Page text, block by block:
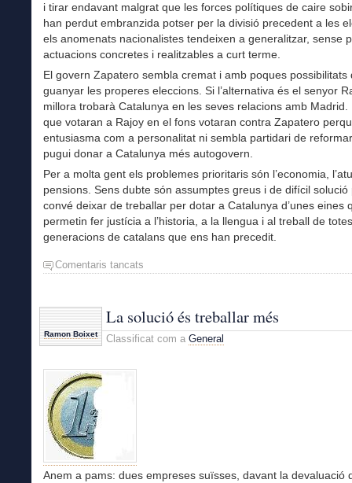
i tirar endavant malgrat que les forces polítiques de caire
han perdut embranzida potser per la divisió precedent a les
els anomenats nacionalistes tendeixen a generalitzar, sense
actuacions concretes i realitzables a curt terme.
El govern Zapatero sembla cremat i amb poques possibilitats
guanyar les properes eleccions. Si l’alternativa és el senyor
millora trobarà Catalunya en les seves relacions amb Madrid.
que votaran a Rajoy en el fons votaran contra Zapatero
entusiasma com a personalitat ni sembla partidari de
pugui donar a Catalunya més autogovern.
Per a molta gent els problemes prioritaris són l’economia,
pensions. Sens dubte són assumptes greus i de difícil solució
convé deixar de treballar per dotar a Catalunya d’unes eines
permetin fer justícia a l’historia, a la llengua i al treball de
generacions de catalans que ens han precedit.
Comentaris tancats
de
Catalunya
Ramon Boixet
La solució és treballar més
Classificat com a General
Anem a pams: dues empreses suïsses, davant la devaluació